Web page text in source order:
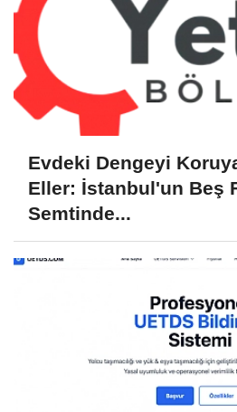
Evdeki Dengeyi
Eller: İstanbul'un Beş
Semtinde...